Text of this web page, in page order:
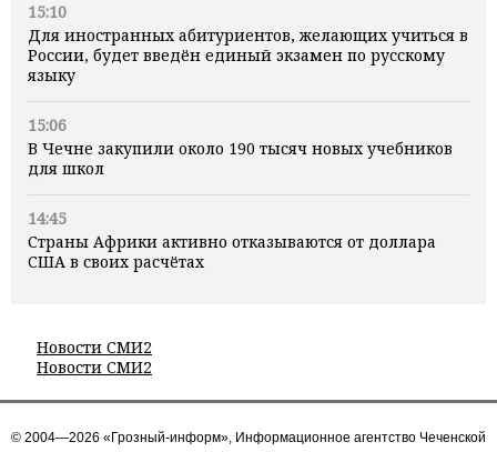
15:10
Для иностранных абитуриентов, желающих учиться в
России, будет введён единый экзамен по русскому
языку
15:06
В Чечне закупили около 190 тысяч новых учебников
для школ
14:45
Страны Африки активно отказываются от доллара
США в своих расчётах
Новости СМИ2
Новости СМИ2
© 2004—2026 «Грозный-информ», Информационное агентство Чеченской